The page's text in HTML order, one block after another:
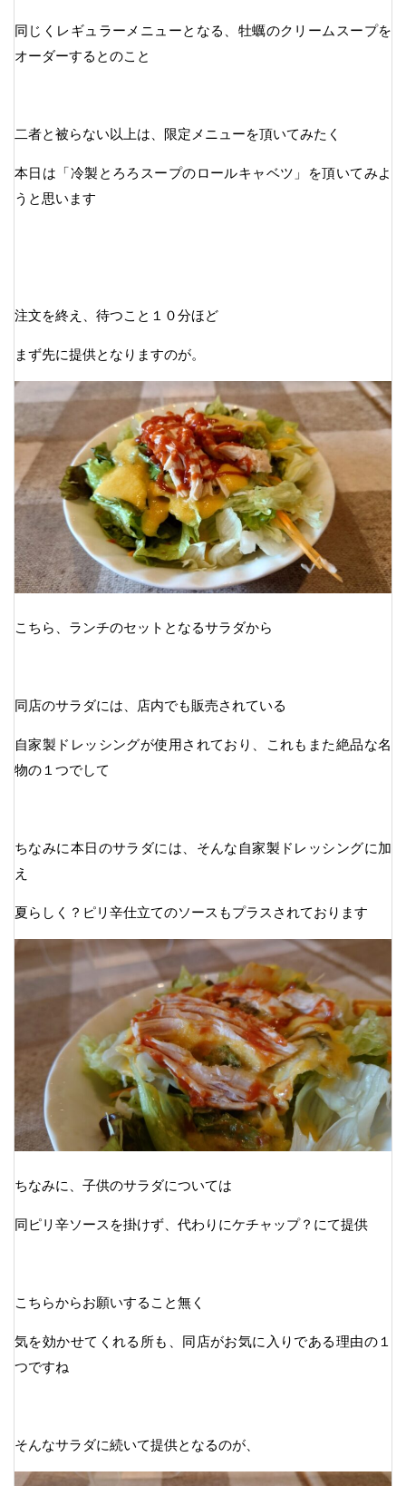
同じくレギュラーメニューとなる、牡蠣のクリームスープを
オーダーするとのこと
二者と被らない以上は、限定メニューを頂いてみたく
本日は「冷製とろろスープのロールキャベツ」を頂いてみよ
うと思います
注文を終え、待つこと１０分ほど
まず先に提供となりますのが。
こちら、ランチのセットとなるサラダから
同店のサラダには、店内でも販売されている
自家製ドレッシングが使用されており、これもまた絶品な名
物の１つでして
ちなみに本日のサラダには、そんな自家製ドレッシングに加
え
夏らしく？ピリ辛仕立てのソースもプラスされております
ちなみに、子供のサラダについては
同ピリ辛ソースを掛けず、代わりにケチャップ？にて提供
こちらからお願いすること無く
気を効かせてくれる所も、同店がお気に入りである理由の１
つですね
そんなサラダに続いて提供となるのが、